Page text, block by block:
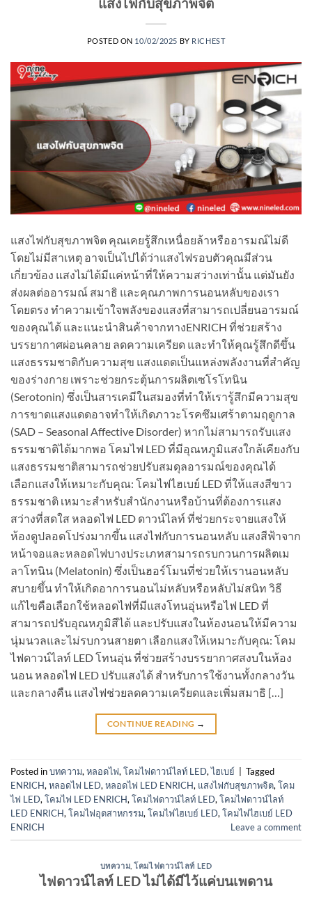
POSTED ON 10/02/2025 BY RICHEST
แสงไฟกับสุขภาพจิต คุณเคยรู้สึกเหนื่อยล้าหรืออารมณ์ไม่ดี
โดยไม่มีสาเหตุ อาจเป็นไปได้ว่าแสงไฟรอบตัวคุณมีส่วน
เกี่ยวข้อง แสงไม่ได้มีแค่หน้าที่ให้ความสว่างเท่านั้น แต่มันยัง
ส่งผลต่ออารมณ์ สมาธิ และคุณภาพการนอนหลับของเรา
โดยตรง ทำความเข้าใจพลังของแสงที่สามารถเปลี่ยนอารมณ์
ของคุณได้ และแนะนำสินค้าจากทางENRICH ที่ช่วยสร้าง
บรรยากาศผ่อนคลาย ลดความเครียด และทำให้คุณรู้สึกดีขึ้น
แสงธรรมชาติกับความสุข แสงแดดเป็นแหล่งพลังงานที่สำคัญ
ของร่างกาย เพราะช่วยกระตุ้นการผลิตเซโรโทนิน
(Serotonin) ซึ่งเป็นสารเคมีในสมองที่ทำให้เรารู้สึกมีความสุข
การขาดแสงแดดอาจทำให้เกิดภาวะโรคซึมเศร้าตามฤดูกาล
(SAD – Seasonal Affective Disorder) หากไม่สามารถรับแสง
ธรรมชาติได้มากพอ โคมไฟ LED ที่มีอุณหภูมิแสงใกล้เคียงกับ
แสงธรรมชาติสามารถช่วยปรับสมดุลอารมณ์ของคุณได้
เลือกแสงให้เหมาะกับคุณ: โคมไฟไฮเบย์ LED ที่ให้แสงสีขาว
ธรรมชาติ เหมาะสำหรับสำนักงานหรือบ้านที่ต้องการแสง
สว่างที่สดใส หลอดไฟ LED ดาวน์ไลท์ ที่ช่วยกระจายแสงให้
ห้องดูปลอดโปร่งมากขึ้น แสงไฟกับการนอนหลับ แสงสีฟ้าจาก
หน้าจอและหลอดไฟบางประเภทสามารถรบกวนการผลิตเม
ลาโทนิน (Melatonin) ซึ่งเป็นฮอร์โมนที่ช่วยให้เรานอนหลับ
สบายขึ้น ทำให้เกิดอาการนอนไม่หลับหรือหลับไม่สนิท วิธี
แก้ไขคือเลือกใช้หลอดไฟที่มีแสงโทนอุ่นหรือไฟ LED ที่
สามารถปรับอุณหภูมิสีได้ และปรับแสงในห้องนอนให้มีความ
นุ่มนวลและไม่รบกวนสายตา เลือกแสงให้เหมาะกับคุณ: โคม
ไฟดาวน์ไลท์ LED โทนอุ่น ที่ช่วยสร้างบรรยากาศสงบในห้อง
นอน หลอดไฟ LED ปรับแสงได้ สำหรับการใช้งานทั้งกลางวัน
และกลางคืน แสงไฟช่วยลดความเครียดและเพิ่มสมาธิ […]
CONTINUE READING →
Posted inบทความ, หลอดไฟ, โคมไฟดาวน์ไลท์ LED,ไฮเบย์
Tagged
ENRICH, หลอดไฟ LED, หลอดไฟ LED ENRICH, แสงไฟกับสุขภาพจิต, โคม
ไฟ LED, โคมไฟ LED ENRICH, โคมไฟดาวน์ไลท์ LED, โคมไฟดาวน์ไลท์
LED ENRICH, โคมไฟอุตสาหกรรม, โคมไฟไฮเบย์ LED, โคมไฟไฮเบย์ LED
ENRICH
Leave a comment
บทความ ,โคมไฟดาวน์ไลท์ LED
ไฟดาวน์ไลท์ LED ไม่ได้มีไว้แค่บนเพดาน